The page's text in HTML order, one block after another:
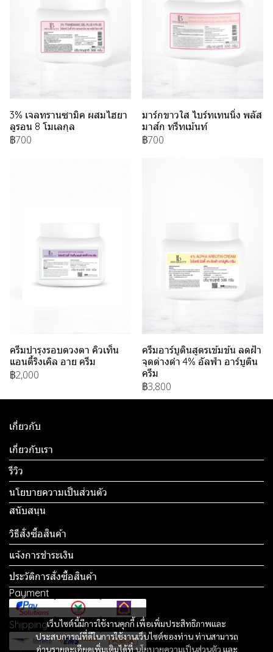
3% เจลทรานซามิค ผสมไฮยา
ลูรอน 8 โมเลกุล
฿700
มาร์กขาวใส ไบร์ทเทนนิ่ง พลัส
มาส์ก ทรีทเม้นท์
฿700
ครีมบำรุงรอบดวงตา คิวเท็น
แอนตี้ริงเคิล อาย ครีม
฿2,000
ครีมอาร์บูตินสูตรเข้มข้น ลดฝ้า
จุดด่างดำ 4% อัลฟ่า อาร์บูติน
ครีม
฿3,800
เว็บไซต์นี้มีการใช้งานคุกกี้ เพื่อเพิ่มประสิทธิภาพและ
ประสบการณ์ที่ดีในการใช้งานเว็บไซต์ของท่าน ท่านสามารถ
อ่านรายละเอียดเพิ่มเติมได้ที่นโยบายความเป็นส่วนตัว และ
เกี่ยวกับ
เกี่ยวกับเรา
รีวิว
นโยบายความเป็นส่วนตัว
สนับสนุน
วิธีสั่งซื้อสินค้า
แจ้งการชำระเงิน
ประวัติการสั่งซื้อสินค้า
Payment
Shipping